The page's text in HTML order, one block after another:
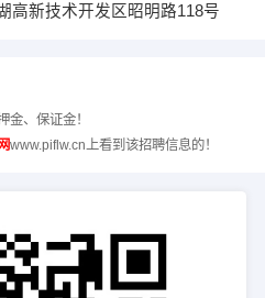
高新技术开发区昭明路118号
金、保证金！
www.piflw.cn上看到该招聘信息的！